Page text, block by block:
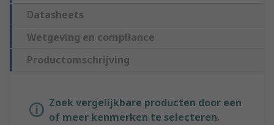
Datasheets
Wetgeving en compliance
Productomschrijving
Zoek vergelijkbare producten door een
of meer kenmerken te selecteren.